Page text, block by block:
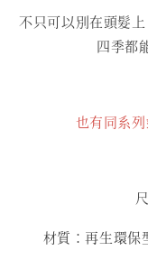
不只可以別在頭髮
四季都
也有同系列
材質：再生環